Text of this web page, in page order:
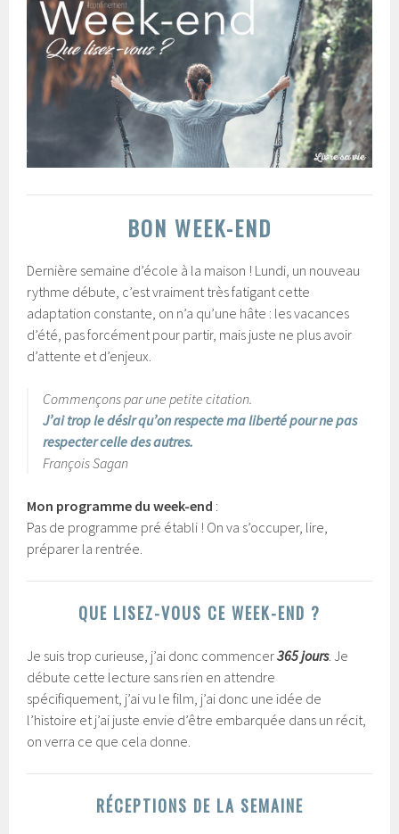
BON WEEK-END
Dernière semaine d’école à la maison ! Lundi, un nouveau
rythme débute, c’est vraiment très fatigant cette
adaptation constante, on n’a qu’une hâte : les vacances
d’été, pas forcément pour partir, mais juste ne plus avoir
d’attente et d’enjeux.
Commençons par une petite citation.
J’ai trop le désir qu’on respecte ma liberté pour ne pas
respecter celle des autres.
François Sagan
Mon programme du week-end :
Pas de programme pré établi ! On va s’occuper, lire,
préparer la rentrée.
QUE LISEZ-VOUS CE WEEK-END ?
Je suis trop curieuse, j’ai donc commencer365 jours. Je
débute cette lecture sans rien en attendre
spécifiquement, j’ai vu le film, j’ai donc une idée de
l’histoire et j’ai juste envie d’être embarquée dans un récit,
on verra ce que cela donne.
RÉCEPTIONS DE LA SEMAINE